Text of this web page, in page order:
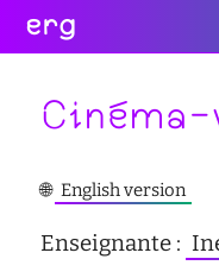
erg
Retour
pratiques
collectives
🌐 English version
Enseignante :